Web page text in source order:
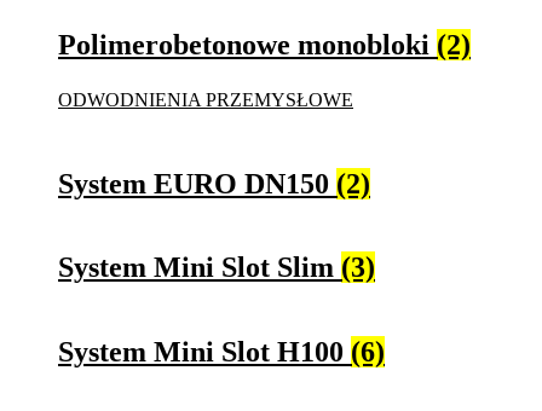
Polimerobetonowe monobloki (2)
ODWODNIENIA PRZEMYSŁOWE
System EURO DN150 (2)
System Mini Slot Slim (3)
System Mini Slot H100 (6)